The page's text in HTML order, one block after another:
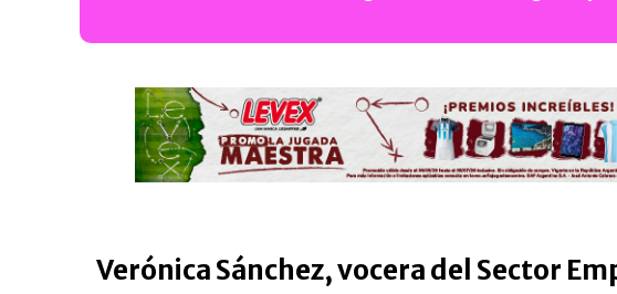
Verónica Sánchez, vocera del Sector